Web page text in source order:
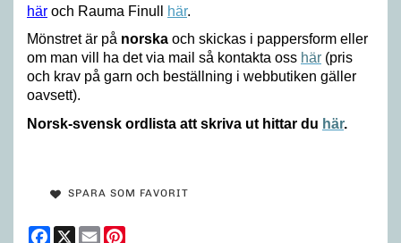
här och Rauma Finull här.
Mönstret är på norska och skickas i pappersform eller
om man vill ha det via mail så kontakta oss här (pris
och krav på garn och beställning i webbutiken gäller
oavsett).
Norsk-svensk ordlista att skriva ut hittar du här.
SPARA SOM FAVORIT
Facebook
X Email